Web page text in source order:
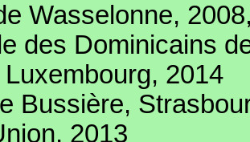
Wasselonne,
des Dominicains
2014
Bussière,
2013